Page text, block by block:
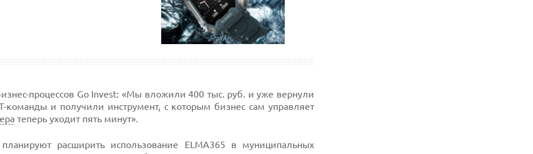
процессов Go Invest: «Мы вложили 400 тыс. руб. и уже вернули
и получили инструмент, с которым бизнес сам управляет
теперь уходит пять минут».
расширить использование ELMA365 в муниципальных